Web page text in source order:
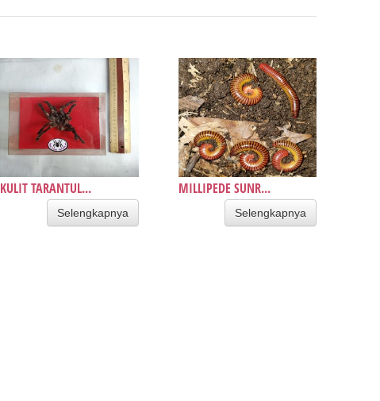
KULIT TARANTUL...
Selengkapnya
MILLIPEDE SUNR...
Selengkapnya